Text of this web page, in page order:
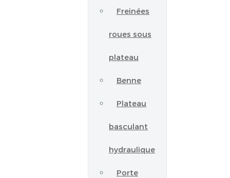
Freinées
roues sous
plateau
Benne
Plateau
basculant
hydraulique
Porte